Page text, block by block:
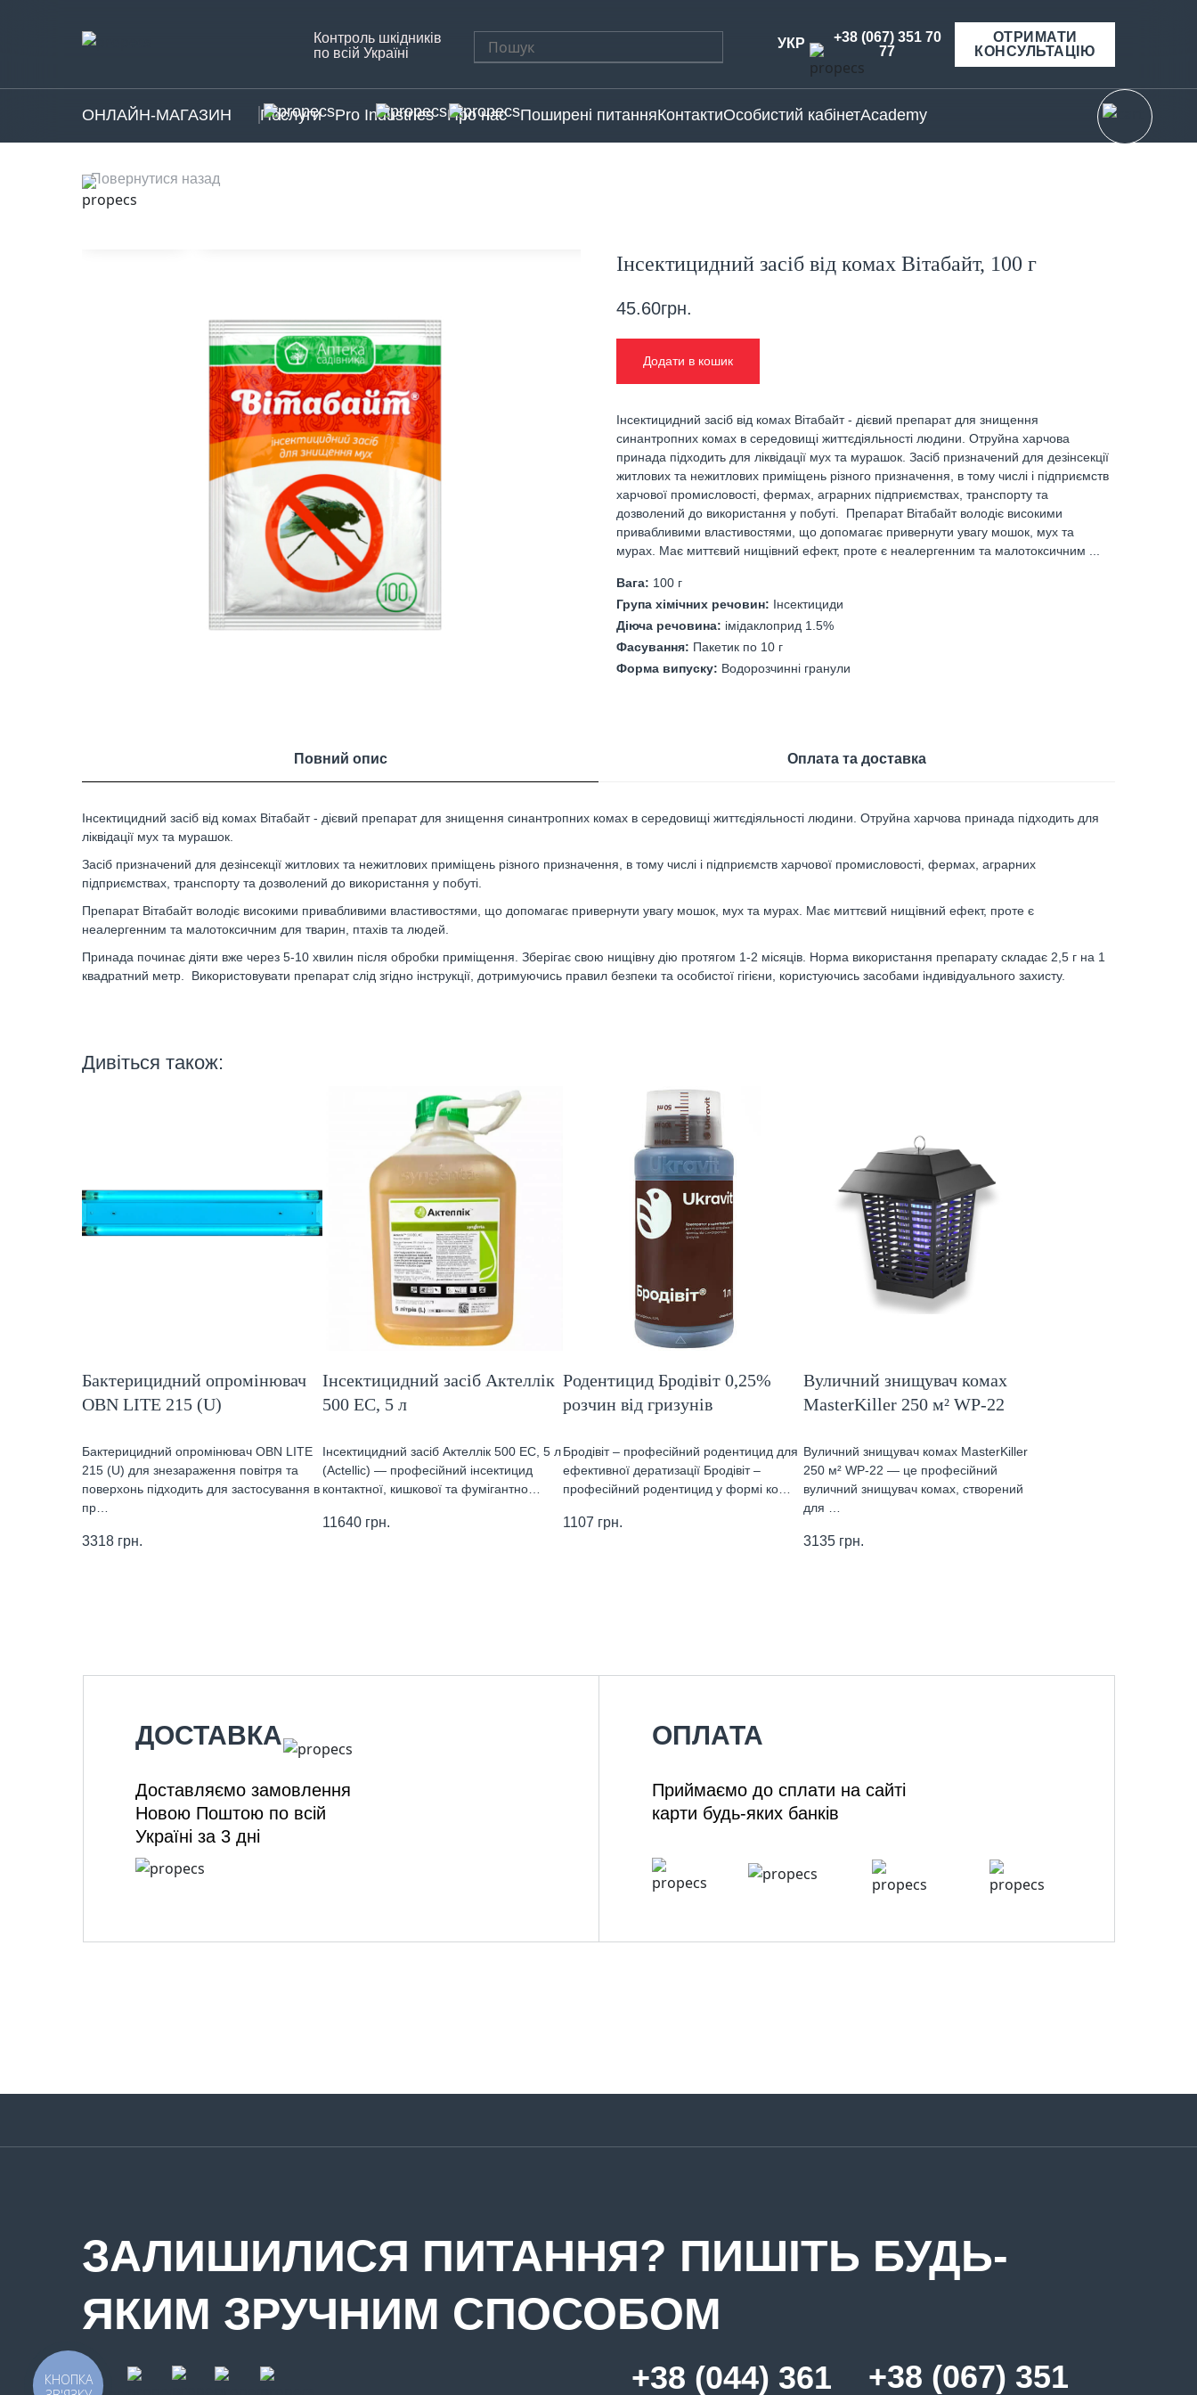
Контроль шкідників
по всій Україні
ОТРИМАТИ
КОНСУЛЬТАЦІЮ
+38 (067) 351 70
77
УКР
Пошук:
ОНЛАЙН-МАГАЗИН Послуги Pro Industries Про нас Поширені питанняКонтактиОсобистий кабінетAcademy
Повернутися назад
Інсектицидний засіб від комах Вітабайт, 100 г
45.60грн.
Додати в кошик
Інсектицидний засіб від комах Вітабайт - дієвий препарат для знищення
синантропних комах в середовищі життєдіяльності людини. Отруйна харчова
принада підходить для ліквідації мух та мурашок. Засіб призначений для дезінсекції
житлових та нежитлових приміщень різного призначення, в тому числі і підприємств
харчової промисловості, фермах, аграрних підприємствах, транспорту та
дозволений до використання у побуті. Препарат Вітабайт володіє високими
привабливими властивостями, що допомагає привернути увагу мошок, мух та
мурах. Має миттєвий нищівний ефект, проте є неалергенним та малотоксичним ...
Вага: 100 г
Група хімічних речовин: Інсектициди
Діюча речовина: імідаклоприд 1.5%
Фасування: Пакетик по 10 г
Форма випуску: Водорозчинні гранули
Повний опис Оплата та доставка
Інсектицидний засіб від комах Вітабайт - дієвий препарат для знищення синантропних комах в середовищі життєдіяльності людини. Отруйна харчова принада підходить для
ліквідації мух та мурашок.
Засіб призначений для дезінсекції житлових та нежитлових приміщень різного призначення, в тому числі і підприємств харчової промисловості, фермах, аграрних
підприємствах, транспорту та дозволений до використання у побуті.
Препарат Вітабайт володіє високими привабливими властивостями, що допомагає привернути увагу мошок, мух та мурах. Має миттєвий нищівний ефект, проте є
неалергенним та малотоксичним для тварин, птахів та людей.
Принада починає діяти вже через 5-10 хвилин після обробки приміщення. Зберігає свою нищівну дію протягом 1-2 місяців. Норма використання препарату складає 2,5 г на 1
квадратний метр. Використовувати препарат слід згідно інструкції, дотримуючись правил безпеки та особистої гігієни, користуючись засобами індивідуального захисту.
Дивіться також:
Бактерицидний опромінювач
OBN LITE 215 (U)
Бактерицидний опромінювач OBN LITE
215 (U) для знезараження повітря та
поверхонь підходить для застосування в
пр…
3318 грн.
Інсектицидний засіб Актеллік
500 ЕС, 5 л
Інсектицидний засіб Актеллік 500 ЕС, 5 л
(Actellic) — професійний інсектицид
контактної, кишкової та фумігантно…
11640 грн.
Родентицид Бродівіт 0,25%
розчин від гризунів
Бродівіт – професійний родентицид для
ефективної дератизації Бродівіт –
професійний родентицид у формі ко…
1107 грн.
Вуличний знищувач комах
MasterKiller 250 м² WP-22
Вуличний знищувач комах MasterKiller
250 м² WP-22 — це професійний
вуличний знищувач комах, створений
для …
3135 грн.
ДОСТАВКА
Доставляємо замовлення
Новою Поштою по всій
Україні за 3 дні
ОПЛАТА
Приймаємо до сплати на сайті
карти будь-яких банків
ЗАЛИШИЛИСЯ ПИТАННЯ? ПИШІТЬ БУДЬ-
ЯКИМ ЗРУЧНИМ СПОСОБОМ
+38 (044) 361 +38 (067) 351
КНОПКА